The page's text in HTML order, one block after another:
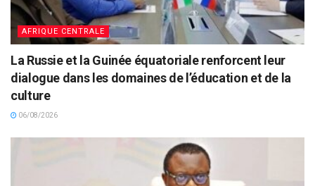
AFRIQUE CENTRALE
La Russie et la Guinée équatoriale renforcent leur
dialogue dans les domaines de l’éducation et de la
culture
06/08/2026